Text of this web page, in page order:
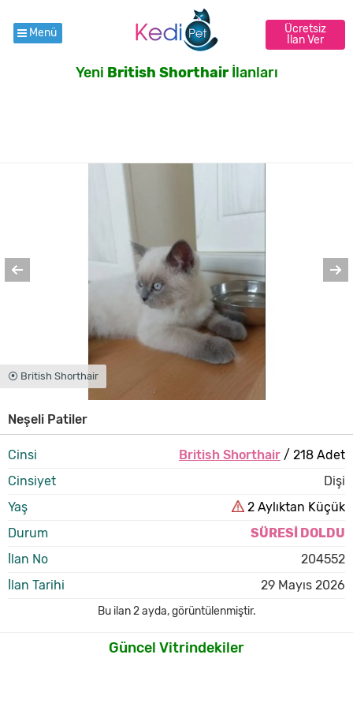
Menü
Ücretsiz
İlan Ver
Yeni British Shorthairİlanları
⦿ British Shorthair
Neşeli Patiler
Cinsi British Shorthair/ 218 Adet
Cinsiyet
Dişi
Yaş
2 Aylıktan Küçük
Durum
SÜRESİ DOLDU
İlan No
204552
İlan Tarihi
29 Mayıs 2026
Bu ilan2 ayda,görüntülenmiştir.
Güncel Vitrindekiler